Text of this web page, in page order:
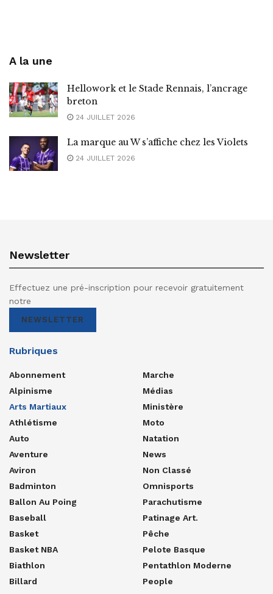
A la une
Hellowork et le Stade Rennais, l’ancrage
breton
24 JUILLET 2026
La marque au W s’affiche chez les Violets
24 JUILLET 2026
Newsletter
Effectuez une pré-inscription pour recevoir gratuitement
notre
NEWSLETTER
Rubriques
Abonnement
Alpinisme
Arts Martiaux
Athlétisme
Auto
Aventure
Aviron
Badminton
Ballon Au Poing
Baseball
Basket
Basket NBA
Biathlon
Billard
Marche
Médias
Ministère
Moto
Natation
News
Non Classé
Omnisports
Parachutisme
Patinage Art.
Pêche
Pelote Basque
Pentathlon Moderne
People